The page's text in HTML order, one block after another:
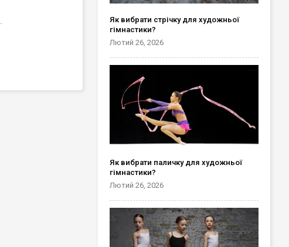
Як вибрати стрічку для художньої
гімнастики?
Лютий 26, 2026
Як вибрати паличку для художньої
гімнастики?
Лютий 26, 2026